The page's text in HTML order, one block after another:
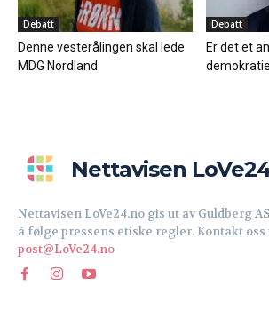
Debatt
Denne vesterålingen skal lede
MDG Nordland
Debatt
Er det et
Nettavisen
Nettavisen LoVe24.no gis ut av Guldberg
å følge pressens etiske regler. Kontakt oss
post@LoVe24.no